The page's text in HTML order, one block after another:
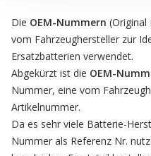
Die OEM-Nummern (Original
vom Fahrzeughersteller zur
Ersatzbatterien verwendet.
Abgekürzt ist die OEM-
Nummer, eine vom
Artikelnummer.
Da es sehr viele Batterie-
Nummer als Referenz Nr.